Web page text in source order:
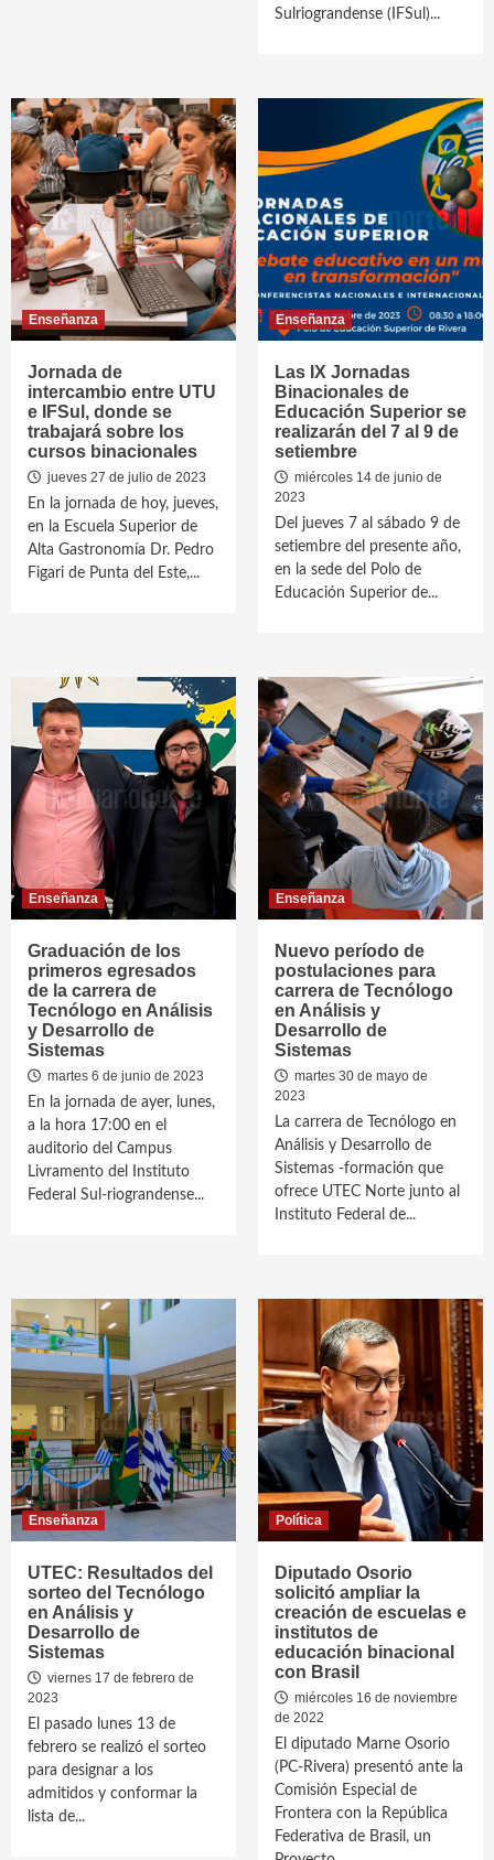
Sulriograndense (IFSul)...
Enseñanza
Jornada de
intercambio entre UTU
e IFSul, donde se
trabajará sobre los
cursos binacionales
jueves 27 de julio de 2023
En la jornada de hoy, jueves,
en la Escuela Superior de
Alta Gastronomía Dr. Pedro
Figari de Punta del Este,...
Enseñanza
Las IX Jornadas
Binacionales de
Educación Superior se
realizarán del 7 al 9 de
setiembre
miércoles 14 de junio de
2023
Del jueves 7 al sábado 9 de
setiembre del presente año,
en la sede del Polo de
Educación Superior de...
Enseñanza
Graduación de los
primeros egresados
de la carrera de
Tecnólogo en Análisis
y Desarrollo de
Sistemas
martes 6 de junio de 2023
En la jornada de ayer, lunes,
a la hora 17:00 en el
auditorio del Campus
Livramento del Instituto
Federal Sul-riograndense...
Enseñanza
Nuevo período de
postulaciones para
carrera de Tecnólogo
en Análisis y
Desarrollo de
Sistemas
martes 30 de mayo de
2023
La carrera de Tecnólogo en
Análisis y Desarrollo de
Sistemas -formación que
ofrece UTEC Norte junto al
Instituto Federal de...
Enseñanza
UTEC: Resultados del
sorteo del Tecnólogo
en Análisis y
Desarrollo de
Sistemas
viernes 17 de febrero de
2023
El pasado lunes 13 de
febrero se realizó el sorteo
para designar a los
admitidos y conformar la
lista de...
Política
Diputado Osorio
solicitó ampliar la
creación de escuelas e
institutos de
educación binacional
con Brasil
miércoles 16 de noviembre
de 2022
El diputado Marne Osorio
(PC-Rivera) presentó ante la
Comisión Especial de
Frontera con la República
Federativa de Brasil, un